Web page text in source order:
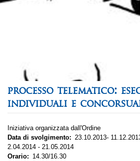
processo telematico:
individuali e
Iniziativa organizzata dall'Ordine
Data di svolgimento
23.10.2013-
2.04.2014 - 21.05.2014
Orario
14.30/16.30